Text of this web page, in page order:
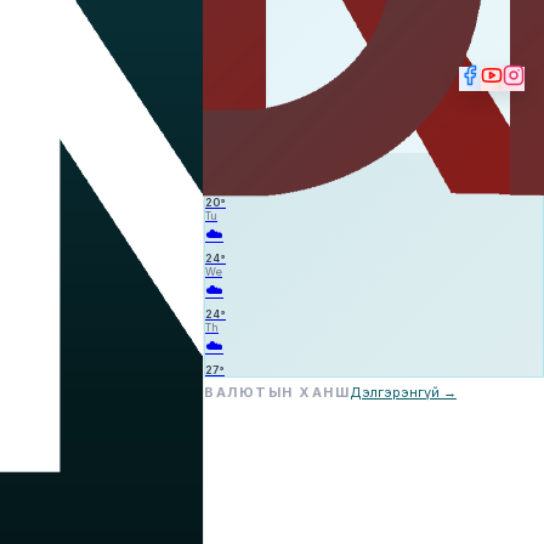
20°
Tu
☁️
24°
We
☁️
24°
Th
☁️
27°
ВАЛЮТЫН ХАНШДэлгэрэнгүй →